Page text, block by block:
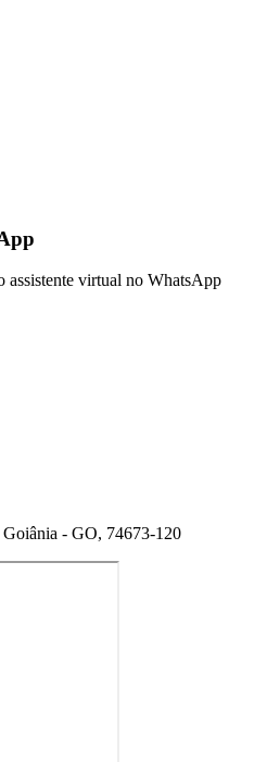
assistente virtual no WhatsApp
- GO, 74673-120